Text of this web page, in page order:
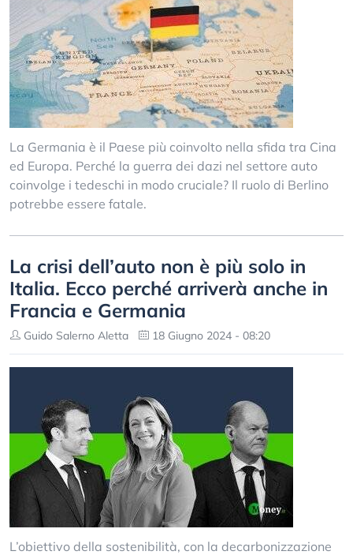
La Germania è il Paese più coinvolto nella sfida tra Cina
ed Europa. Perché la guerra dei dazi nel settore auto
coinvolge i tedeschi in modo cruciale? Il ruolo di Berlino
potrebbe essere fatale.
La crisi dell’auto non è più solo in
Italia. Ecco perché arriverà anche in
Francia e Germania
Guido Salerno Aletta 18 Giugno 2024 - 08:20
L’obiettivo della sostenibilità, con la decarbonizzazione